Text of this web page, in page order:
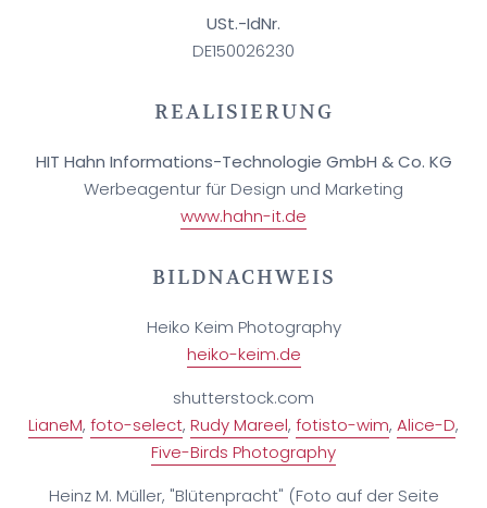
USt.-IdNr.
DE150026230
REALISIERUNG
HIT Hahn Informations-Technologie GmbH & Co. KG
Werbeagentur für Design und Marketing
www.hahn-it.de
BILDNACHWEIS
Heiko Keim Photography
heiko-keim.de
shutterstock.com
LianeM, foto-select, Rudy Mareel, fotisto-wim, Alice-D,
Five-Birds Photography
Heinz M. Müller, "Blütenpracht" (Foto auf der Seite